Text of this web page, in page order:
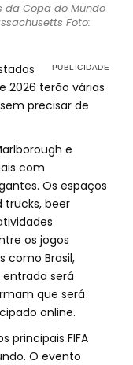
da Copa do Mundo
Foto:
2026 terão várias
precisar de
e
com
Os espaços
beer
os jogos
como Brasil,
entrada será
que será
online.
principais FIFA
O evento